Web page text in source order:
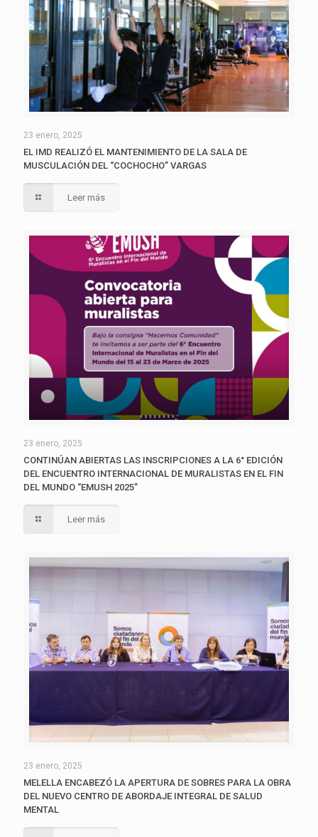
23 enero, 2025
EL IMD REALIZÓ EL MANTENIMIENTO DE LA SALA DE
MUSCULACIÓN DEL “COCHOCHO” VARGAS
Leer más
23 enero, 2025
CONTINÚAN ABIERTAS LAS INSCRIPCIONES A LA 6° EDICIÓN
DEL ENCUENTRO INTERNACIONAL DE MURALISTAS EN EL FIN
DEL MUNDO “EMUSH 2025”
Leer más
23 enero, 2025
MELELLA ENCABEZÓ LA APERTURA DE SOBRES PARA LA OBRA
DEL NUEVO CENTRO DE ABORDAJE INTEGRAL DE SALUD
MENTAL